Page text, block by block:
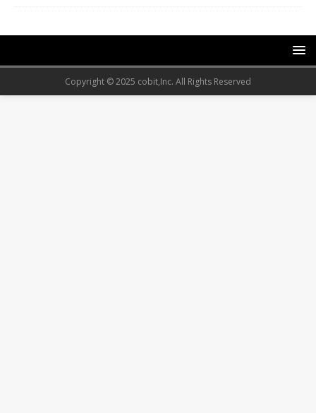
Copyright © 2025 cobit,Inc. All Rights Reserved